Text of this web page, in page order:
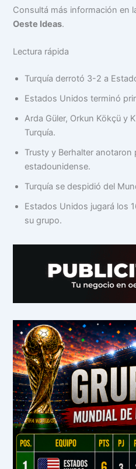
Consultá más información en
Oeste Ideas.
Lectura rápida
Turquía derrotó 3-2 a
Estados Unidos terminó
Arda Güler, Orkun Kökçü y
Turquía.
Trusty y Berhalter anotaron
estadounidense.
Turquía se despidió del
Estados Unidos jugará los
su grupo.